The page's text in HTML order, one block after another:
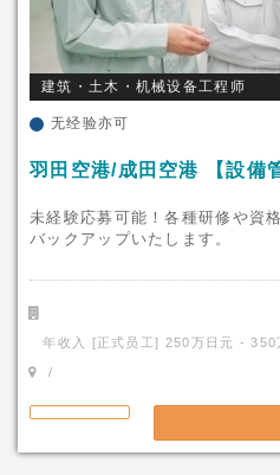
建筑・土木・机械设备工程师
无经验亦可
羽田空港/成田空港 【設備
未経験応募可能！各種研修や資
バックアップいたします。
年收入 [正式员工] 250万日元 -
/